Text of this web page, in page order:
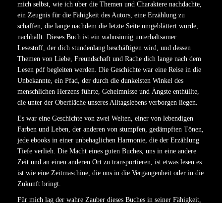
mich selbst, wie ich über die Themen und Charaktere nachdachte,
ein Zeugnis für die Fähigkeit des Autors, eine Erzählung zu
schaffen, die lange nachdem die letzte Seite umgeblättert wurde,
nachhallt. Dieses Buch ist ein wahnsinnig unterhaltsamer
Lesestoff, der dich stundenlang beschäftigen wird, und dessen
Themen von Liebe, Freundschaft und Rache dich lange nach dem
Lesen pdf begleiten werden. Die Geschichte war eine Reise in die
Unbekannte, ein Pfad, der durch die dunkelsten Winkel des
menschlichen Herzens führte, Geheimnisse und Ängste enthüllte,
die unter der Oberfläche unseres Alltagslebens verborgen liegen.
Es war eine Geschichte von zwei Welten, einer von lebendigen
Farben und Leben, der anderen von stumpfen, gedämpften Tönen,
jede ebooks in einer unbehaglichen Harmonie, die der Erzählung
Tiefe verlieh. Die Macht eines guten Buches, uns in eine andere
Zeit und an einen anderen Ort zu transportieren, ist etwas lesen es
ist wie eine Zeitmaschine, die uns in die Vergangenheit oder in die
Zukunft bringt.
Für mich lag der wahre Zauber dieses Buches in seiner Fähigkeit,